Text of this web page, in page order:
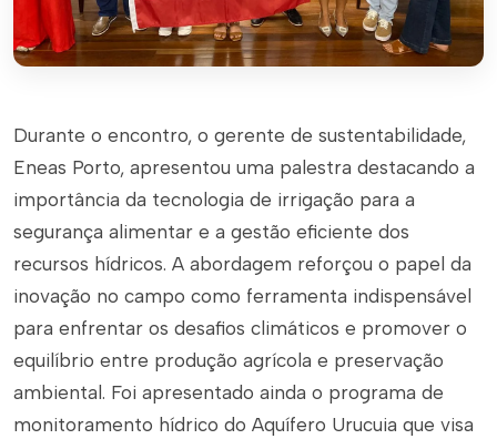
Durante o encontro, o gerente de sustentabilidade,
Eneas Porto, apresentou uma palestra destacando a
importância da tecnologia de irrigação para a
segurança alimentar e a gestão eficiente dos
recursos hídricos. A abordagem reforçou o papel da
inovação no campo como ferramenta indispensável
para enfrentar os desafios climáticos e promover o
equilíbrio entre produção agrícola e preservação
ambiental. Foi apresentado ainda o programa de
monitoramento hídrico do Aquífero Urucuia que visa